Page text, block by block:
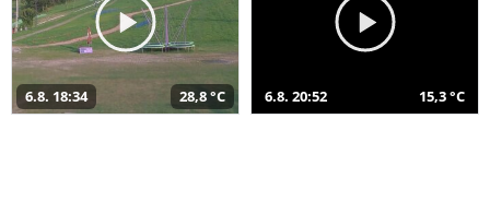
6.8. 18:34 28,8 °C 6.8. 20:52 15,3 °C